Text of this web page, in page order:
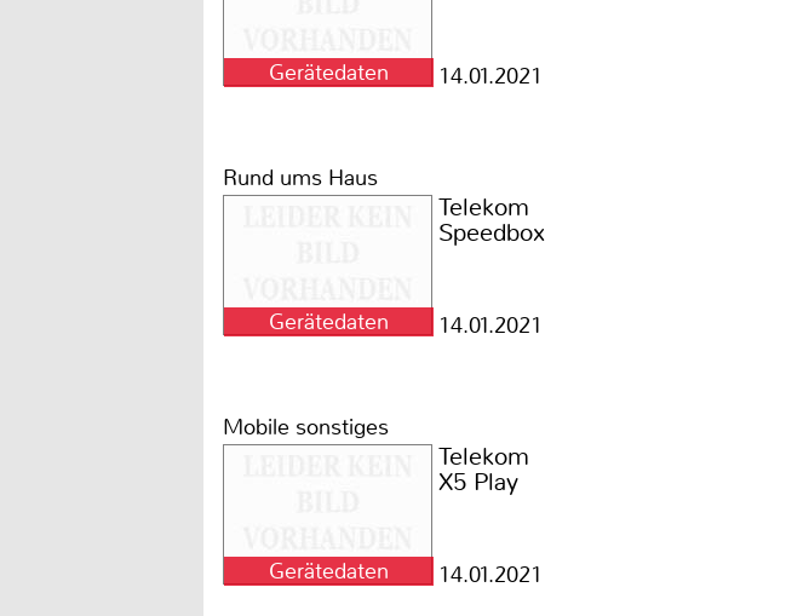
Gerätedaten 14.01.2021
Rund ums Haus
Gerätedaten
Telekom
Speedbox
14.01.2021
Mobile sonstiges
Gerätedaten
Telekom
X5 Play
14.01.2021